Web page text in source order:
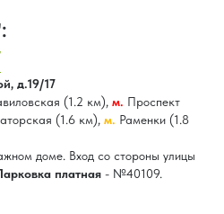
д.19/17
(1.2 км), м. Проспект
(1.6 км), м. Раменки (1.8
доме. Вход со стороны улицы
платная - №40109.